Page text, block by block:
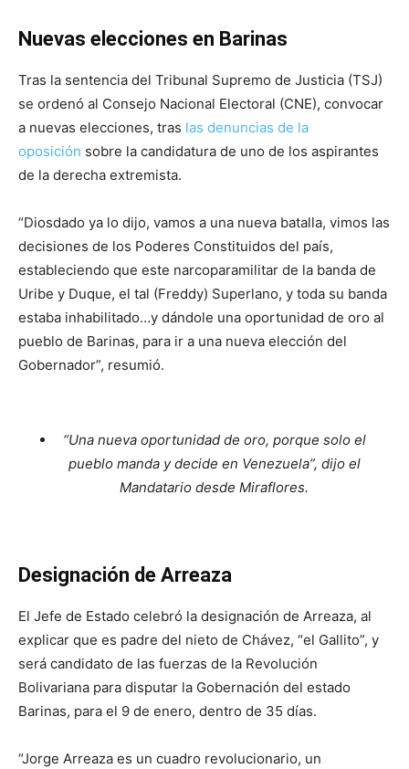
Nuevas elecciones en Barinas
Tras la sentencia del Tribunal Supremo de Justicia (TSJ)
se ordenó al Consejo Nacional Electoral (CNE), convocar
a nuevas elecciones, tras las denuncias de la
oposición sobre la candidatura de uno de los aspirantes
de la derecha extremista.
“Diosdado ya lo dijo, vamos a una nueva batalla, vimos las
decisiones de los Poderes Constituidos del país,
estableciendo que este narcoparamilitar de la banda de
Uribe y Duque, el tal (Freddy) Superlano, y toda su banda
estaba inhabilitado…y dándole una oportunidad de oro al
pueblo de Barinas, para ir a una nueva elección del
Gobernador”, resumió.
“Una nueva oportunidad de oro, porque solo el
pueblo manda y decide en Venezuela”, dijo el
Mandatario desde Miraflores.
Designación de Arreaza
El Jefe de Estado celebró la designación de Arreaza, al
explicar que es padre del nieto de Chávez, “el Gallito”, y
será candidato de las fuerzas de la Revolución
Bolivariana para disputar la Gobernación del estado
Barinas, para el 9 de enero, dentro de 35 días.
“Jorge Arreaza es un cuadro revolucionario, un